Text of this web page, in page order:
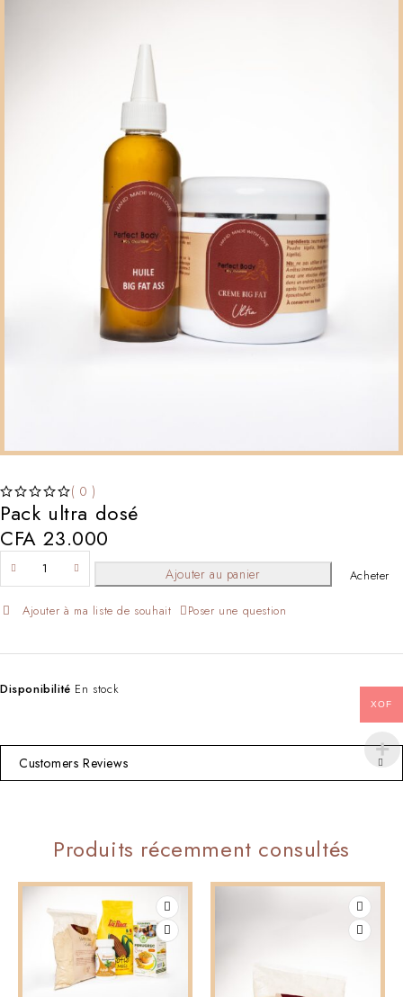
( 0 )
Pack ultra dosé
CFA 23.000
Ajouter au panier Acheter
Poser une question
Disponibilité En stock
Customers Reviews
Produits récemment consultés
XOF